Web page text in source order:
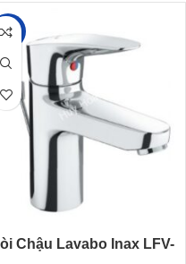
-28%
Chậu Lavabo Inax LFV-